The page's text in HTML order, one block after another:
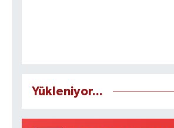
Yükleniyor...